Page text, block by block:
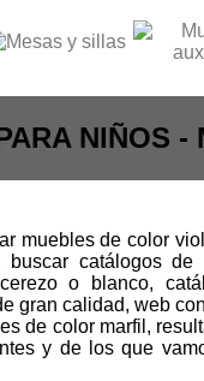
NIÑOS -
muebles de color
catálogos
o blanco,
gran calidad, web
de color marfil,
y de los que